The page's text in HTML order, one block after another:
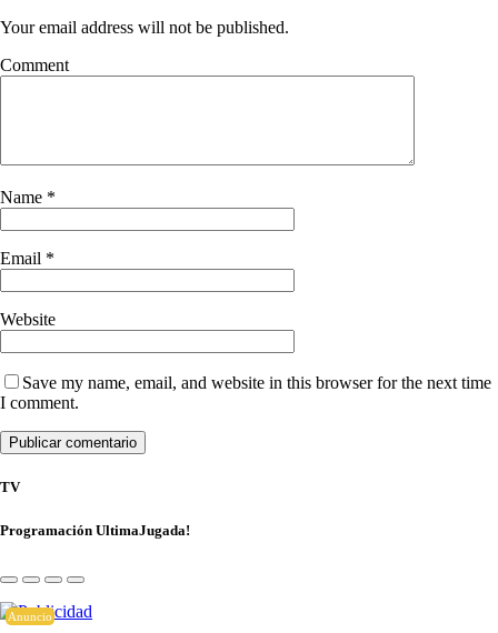
Your email address will not be published.
Comment
Name *
Email *
Website
Save my name, email, and website in this browser for the next time
I comment.
TV
Programación UltimaJugada!
Anuncio